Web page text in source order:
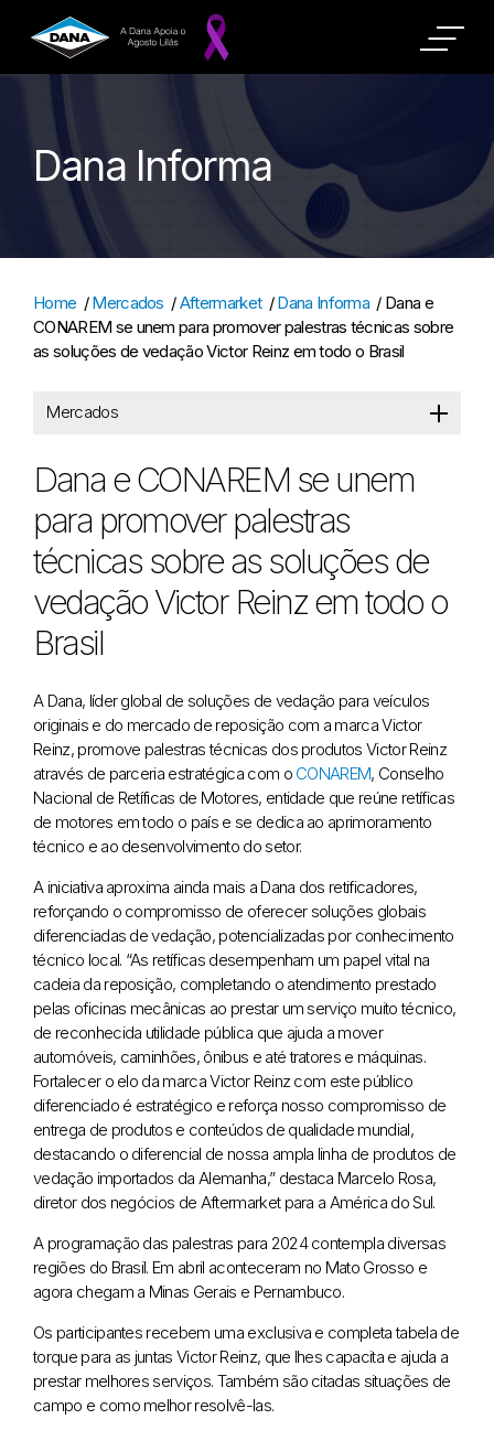
Dana Informa
Home /Mercados /Aftermarket /Dana Informa / Dana e
CONAREM se unem para promover palestras técnicas sobre
as soluções de vedação Victor Reinz em todo o Brasil
Mercados
Dana e CONAREM se unem
para promover palestras
técnicas sobre as soluções de
vedação Victor Reinz em todo o
Brasil
A Dana, líder global de soluções de vedação para veículos
originais e do mercado de reposição com a marca Victor
Reinz, promove palestras técnicas dos produtos Victor Reinz
através de parceria estratégica com o CONAREM, Conselho
Nacional de Retíficas de Motores, entidade que reúne retíficas
de motores em todo o país e se dedica ao aprimoramento
técnico e ao desenvolvimento do setor.
A iniciativa aproxima ainda mais a Dana dos retificadores,
reforçando o compromisso de oferecer soluções globais
diferenciadas de vedação, potencializadas por conhecimento
técnico local. “As retíficas desempenham um papel vital na
cadeia da reposição, completando o atendimento prestado
pelas oficinas mecânicas ao prestar um serviço muito técnico,
de reconhecida utilidade pública que ajuda a mover
automóveis, caminhões, ônibus e até tratores e máquinas.
Fortalecer o elo da marca Victor Reinz com este público
diferenciado é estratégico e reforça nosso compromisso de
entrega de produtos e conteúdos de qualidade mundial,
destacando o diferencial de nossa ampla linha de produtos de
vedação importados da Alemanha,” destaca Marcelo Rosa,
diretor dos negócios de Aftermarket para a América do Sul.
A programação das palestras para 2024 contempla diversas
regiões do Brasil. Em abril aconteceram no Mato Grosso e
agora chegam a Minas Gerais e Pernambuco.
Os participantes recebem uma exclusiva e completa tabela de
torque para as juntas Victor Reinz, que lhes capacita e ajuda a
prestar melhores serviços. Também são citadas situações de
campo e como melhor resolvê-las.